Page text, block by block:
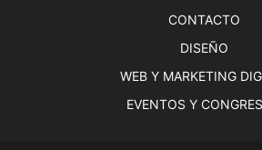
CONTACTO
DISEÑO
WEB Y MARKETING
EVENTOS Y